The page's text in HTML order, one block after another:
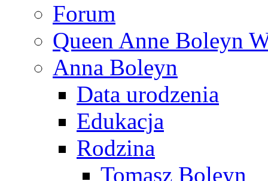
Forum
Queen Anne Boleyn
Anna Boleyn
Data urodzenia
Edukacja
Rodzina
Tomasz Boleyn